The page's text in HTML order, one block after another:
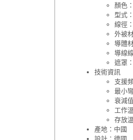
顏色
型式
線徑
外被
導體
導線
遮罩
技術資訊
支援
最小
衰減
工作
存放
產地：中國